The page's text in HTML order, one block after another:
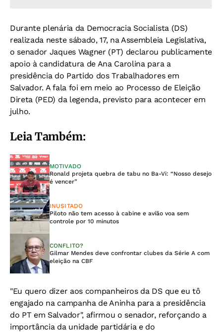
Durante plenária da Democracia Socialista (DS)
realizada neste sábado, 17, na Assembleia Legislativa,
o senador Jaques Wagner (PT) declarou publicamente
apoio à candidatura de Ana Carolina para a
presidência do Partido dos Trabalhadores em
Salvador. A fala foi em meio ao Processo de Eleição
Direta (PED) da legenda, previsto para acontecer em
julho.
Leia Também:
MOTIVADO
Ronald projeta quebra de tabu no Ba-Vi: “Nosso desejo
é vencer”
INUSITADO
Piloto não tem acesso à cabine e avião voa sem
controle por 10 minutos
CONFLITO?
Gilmar Mendes deve confrontar clubes da Série A com
eleição na CBF
"Eu quero dizer aos companheiros da DS que eu tô
engajado na campanha de Aninha para a presidência
do PT em Salvador", afirmou o senador, reforçando a
importância da unidade partidária e do